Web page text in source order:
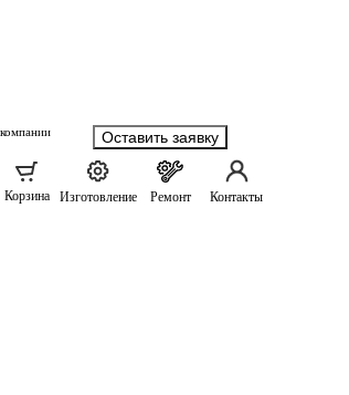
Оставить заявку
Корзина Изготовление Ремонт Контакты